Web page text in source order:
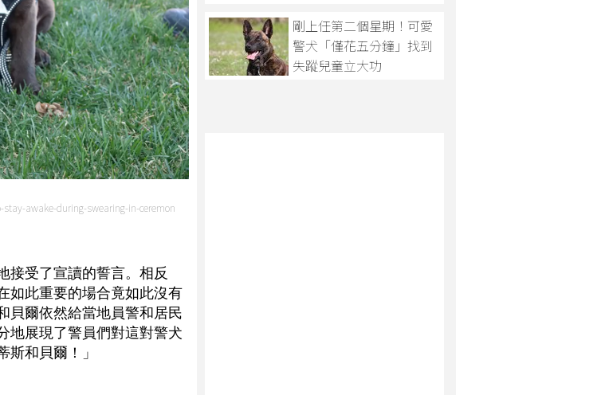
awake-during-swearing-in-ceremon
接受了宣讀的誓言。相反
如此重要的場合竟如此沒有
貝爾依然給當地員警和居民
地展現了警員們對這對警犬
和貝爾！」
剛上任第二個星期！可愛
警犬「僅花五分鐘」找到
失蹤兒童立大功